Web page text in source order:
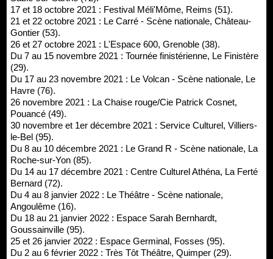
17 et 18 octobre 2021 : Festival Méli'Môme, Reims (51).
21 et 22 octobre 2021 : Le Carré - Scène nationale, Château-
Gontier (53).
26 et 27 octobre 2021 : L'Espace 600, Grenoble (38).
Du 7 au 15 novembre 2021 : Tournée finistérienne, Le Finistère
(29).
Du 17 au 23 novembre 2021 : Le Volcan - Scène nationale, Le
Havre (76).
26 novembre 2021 : La Chaise rouge/Cie Patrick Cosnet,
Pouancé (49).
30 novembre et 1er décembre 2021 : Service Culturel, Villiers-
le-Bel (95).
Du 8 au 10 décembre 2021 : Le Grand R - Scène nationale, La
Roche-sur-Yon (85).
Du 14 au 17 décembre 2021 : Centre Culturel Athéna, La Ferté
Bernard (72).
Du 4 au 8 janvier 2022 : Le Théâtre - Scène nationale,
Angoulême (16).
Du 18 au 21 janvier 2022 : Espace Sarah Bernhardt,
Goussainville (95).
25 et 26 janvier 2022 : Espace Germinal, Fosses (95).
Du 2 au 6 février 2022 : Très Tôt Théâtre, Quimper (29).